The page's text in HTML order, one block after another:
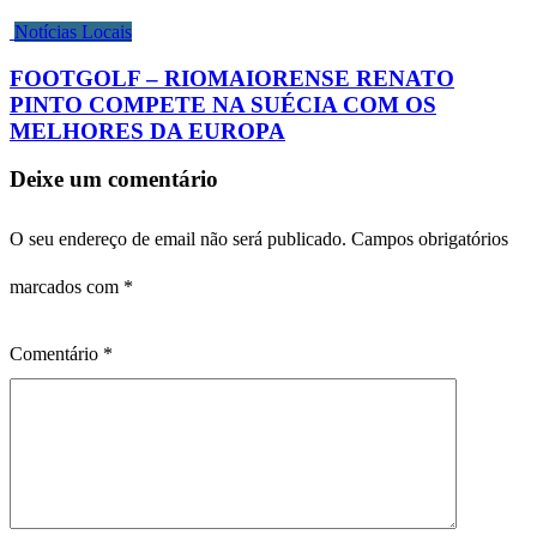
Notícias Locais
FOOTGOLF – RIOMAIORENSE RENATO
PINTO COMPETE NA SUÉCIA COM OS
MELHORES DA EUROPA
Deixe um comentário
O seu endereço de email não será publicado. Campos obrigatórios
marcados com *
Comentário *